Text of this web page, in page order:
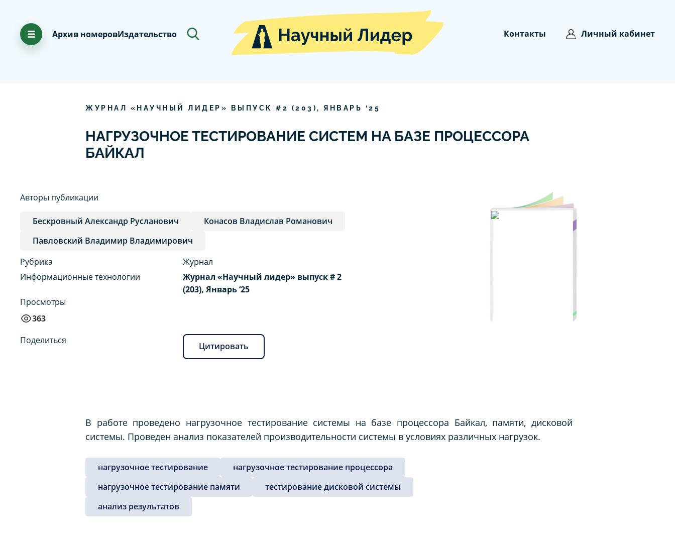
Архив номеровИздательство Контакты Личный кабинет
ЖУРНАЛ «НАУЧНЫЙ ЛИДЕР» ВЫПУСК # 2 (203 ), ЯНВАРЬ ‘25
НАГРУЗОЧНОЕ ТЕСТИРОВАНИЕ СИСТЕМ НА БАЗЕ ПРОЦЕССОРА
БАЙКАЛ
Авторы публикации
Бескровный Александр Русланович
Конасов Владислав Романович
Павловский Владимир Владимирович
Рубрика
Информационные технологии
Просмотры
363
Журнал
Журнал «Научный лидер» выпуск # 2
(203), Январь ‘25
Поделиться
Цитировать
В работе проведено нагрузочное тестирование системы на базе процессора Байкал, памяти, дисковой
системы. Проведен анализ показателей производительности системы в условиях различных нагрузок.
нагрузочное тестирование
нагрузочное тестирование процессора
нагрузочное тестирование памяти
тестирование дисковой системы
анализ результатов